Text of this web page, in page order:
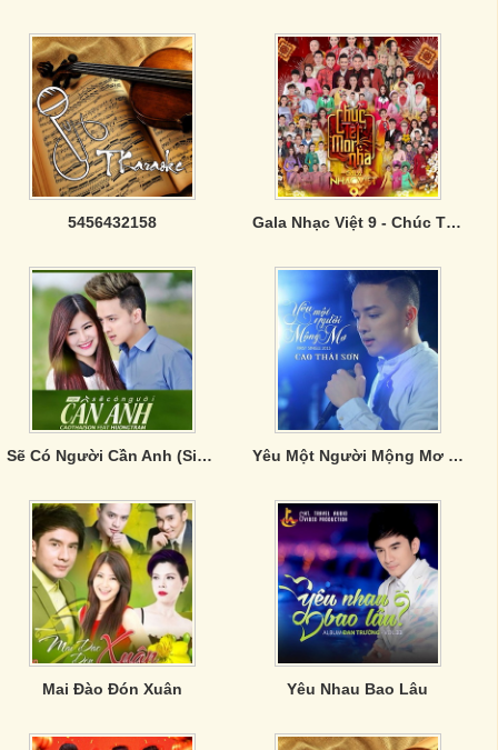
5456432158 Gala Nhạc Việt 9 - Chúc Tết Mọi Nhà
Sẽ Có Người Cần Anh (Single) Yêu Một Người Mộng Mơ (Single)
Mai Đào Đón Xuân Yêu Nhau Bao Lâu